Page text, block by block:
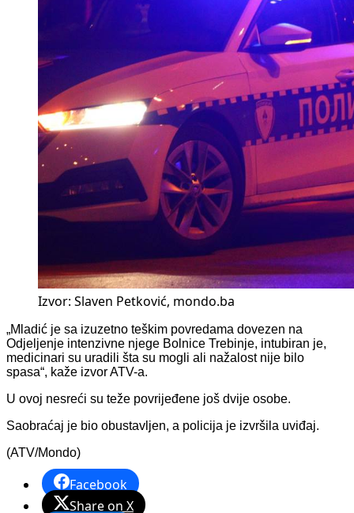
Izvor: Slaven Petković, mondo.ba
„Mladić je sa izuzetno teškim povredama dovezen na
Odjeljenje intenzivne njege Bolnice Trebinje, intubiran je,
medicinari su uradili šta su mogli ali nažalost nije bilo
spasa“, kaže izvor ATV-a.
U ovoj nesreći su teže povrijeđene još dvije osobe.
Saobraćaj je bio obustavljen, a policija je izvršila uviđaj.
(ATV/Mondo)
Facebook
Share on X